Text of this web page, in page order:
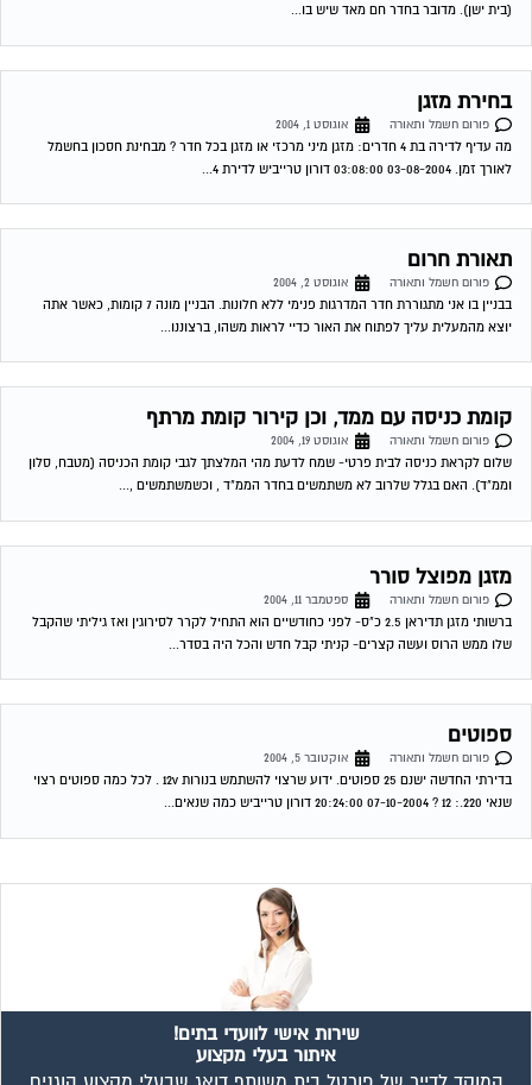
יוצא מהמעלית עליך לפתוח את האור כדיי לראות משהו, ברצוננו...
קומת כניסה עם ממד, וכן קירור קומת מרתף
פורום חשמל ותאורה
אוגוסט 19, 2004
שלום לקראת כניסה לבית פרטי- שמח לדעת מהי המלצתך לגבי קומת הכניסה (מטבח, סלון
וממ"ד). האם בגלל שלרוב לא משתמשים בחדר הממ"ד , וכשמשתמשים ,...
מזגן מפוצל סורר
פורום חשמל ותאורה
ספטמבר 11, 2004
ברשותי מזגן תדיראן 2.5 כ"ס- לפני כחודשיים הוא התחיל לקרר לסירוגין ואז גיליתי שהקבל
שלו ממש הרוס ועשה קצרים- קניתי קבל חדש והכל היה בסדר...
ספוטים
פורום חשמל ותאורה
אוקטובר 5, 2004
בדירתי החדשה ישנם 25 ספוטים. ידוע שרצוי להשתמש בנורות 12v . לכל כמה ספוטים רצוי
שנאי 220.: 12 ? 07-10-2004 20:24:00 דורון טרייביש כמה שנאים...
המוקד לדייר של פורטל בית משותף דואג שבעלי מקצוע הוגנים
ומקצועיים יתנו לך שירות. מלא את הטופס אולחץ לשליחת הודעת